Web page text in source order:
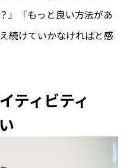
」「もっと良い方法があ
続けていかなければと感
ティビティ